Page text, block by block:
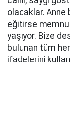
olacaklar. Anne
eğitirse
yaşıyor. Bize
bulunan tüm
ifadelerini